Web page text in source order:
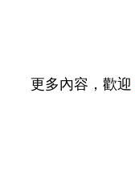
更多內容，歡迎